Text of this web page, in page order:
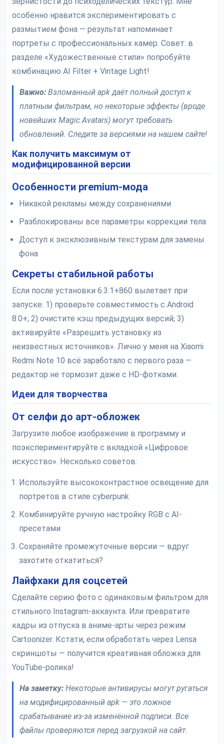
особенно нравится экспериментировать с
размытием фона — результат напоминает
портреты с профессиональных камер. Совет: в
разделе «Художественные стили» попробуйте
комбинацию AI Filter + Vintage Light!
Важно: Взломанный apk даёт полный доступ к
платным фильтрам, но некоторые эффекты (вроде
новейших Magic Avatars) могут требовать
обновлений. Следите за версиями на нашем сайте!
Как получить максимум от
модифицированной версии
Особенности premium-мода
Никакой рекламы между сохранениями
Разблокированы все параметры коррекции тела
Доступ к эксклюзивным текстурам для замены
фона
Секреты стабильной работы
Если после установки 6.3.1+860 вылетает при
запуске: 1) проверьте совместимость с Android
8.0+; 2) очистите кэш предыдущих версий; 3)
активируйте «Разрешить установку из
неизвестных источников». Лично у меня на Xiaomi
Redmi Note 10 всё заработало с первого раза —
редактор не тормозит даже с HD-фотками.
Идеи для творчества
От селфи до арт-обложек
Загрузите любое изображение в программу и
поэкспериментируйте с вкладкой «Цифровое
искусство». Несколько советов:
Используйте высококонтрастное освещение для
портретов в стиле cyberpunk
Комбинируйте ручную настройку RGB с AI-
пресетами
Сохраняйте промежуточные версии — вдруг
захотите откатиться?
Лайфхаки для соцсетей
Сделайте серию фото с одинаковым фильтром для
стильного Instagram-аккаунта. Или превратите
кадры из отпуска в аниме-арты через режим
Cartoonizer. Кстати, если обработать через Lensa
скриншоты — получится креативная обложка для
YouTube-ролика!
На заметку: Некоторые антивирусы могут ругаться
на модифицированный apk — это ложное
срабатывание из-за изменённой подписи. Все
файлы проверяются перед загрузкой на сайт.